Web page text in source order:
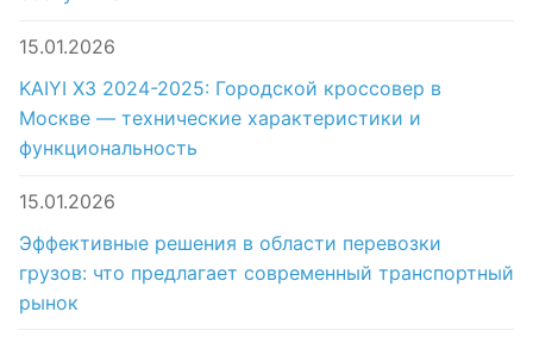
15.01.2026
KAIYI X3 2024-2025: Городской кроссовер в
Москве — технические характеристики и
функциональность
15.01.2026
Эффективные решения в области перевозки
грузов: что предлагает современный транспортный
рынок